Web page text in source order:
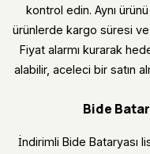
kontrol edin. Aynı
ürünlerde kargo süresi ve
Fiyat alarmı kurarak
alabilir, aceleci bir satın
Bide
İndirimli Bide Bataryası